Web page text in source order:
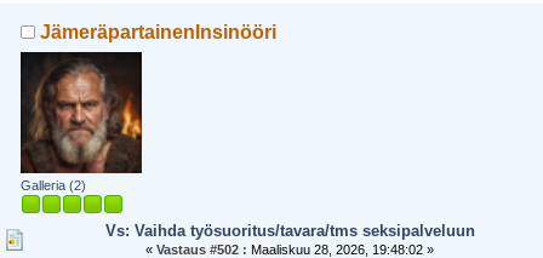
JämeräpartainenInsinööri
Galleria (2)
Vs: Vaihda työsuoritus/tavara/tms seksipalveluun
«Vastaus #502 : Maaliskuu 28, 2026, 19:48:02 »